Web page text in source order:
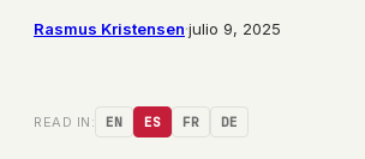
Rasmus Kristensen·julio 9, 2025
READ IN: EN ES FR DE